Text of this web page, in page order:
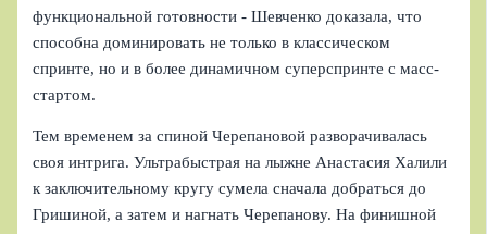
функциональной готовности - Шевченко доказала, что
способна доминировать не только в классическом
спринте, но и в более динамичном суперспринте с масс-
стартом.
Тем временем за спиной Черепановой разворачивалась
своя интрига. Ультрабыстрая на лыжне Анастасия Халили
к заключительному кругу сумела сначала добраться до
Гришиной, а затем и нагнать Черепанову. На финишной